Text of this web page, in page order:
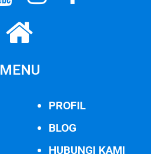
MENU
PROFIL
BLOG
HUBUNGI KAMI